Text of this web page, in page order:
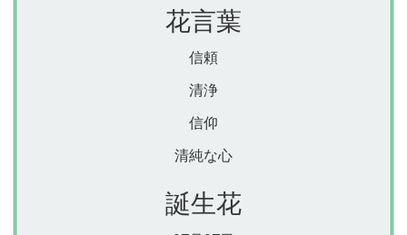
花言葉
信頼
清浄
信仰
清純な心
誕生花